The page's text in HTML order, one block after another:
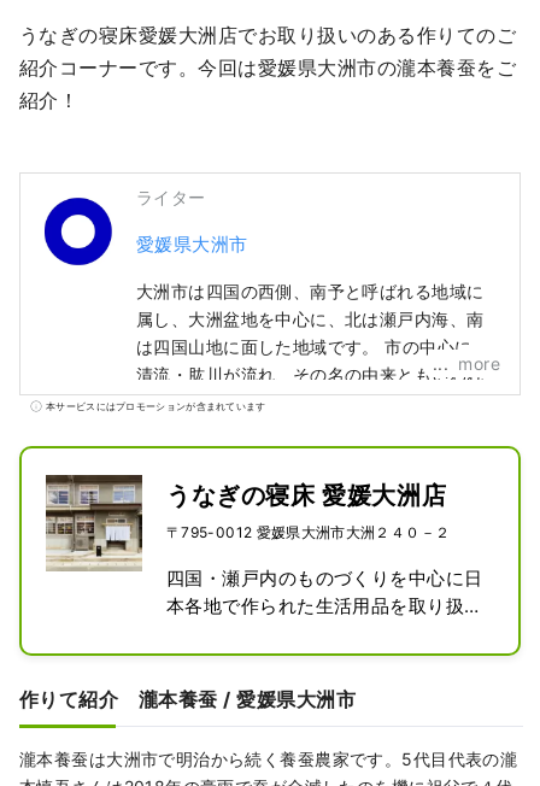
うなぎの寝床愛媛大洲店でお取り扱いのある作りてのご
紹介コーナーです。今回は愛媛県大洲市の瀧本養蚕をご
紹介！
ライター
愛媛県大洲市
大洲市は四国の西側、南予と呼ばれる地域に
属し、大洲盆地を中心に、北は瀬戸内海、南
は四国山地に面した地域です。 市の中心には
清流・肱川が流れ、その名の由来ともいわれ
るように肘のように湾曲した川が、まちを巡
洲城の城下町として栄えたその名残が、肱川
のほとりに息づいています。
more
本サービスにはプロモーションが含まれています
うなぎの寝床 愛媛大洲店
〒795-0012 愛媛県大洲市大洲２４０－２
四国・瀬戸内のものづくりを中心に日
本各地で作られた生活用品を取り扱う
装した店内で、愛媛の砥部焼や今治タ
オル、香川の手袋、高知の刃物、徳島
の藍染、岡山の帆布といった四国や瀬
ている。自社オリジナル商品である
作りて紹介 瀧本養蚕 / 愛媛県大洲市
瀧本養蚕は大洲市で明治から続く養蚕農家です。5代目代表の瀧